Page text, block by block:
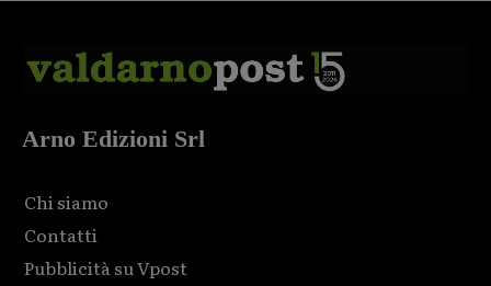
Arno Edizioni Srl
Chi siamo
Contatti
Pubblicità su Vpost